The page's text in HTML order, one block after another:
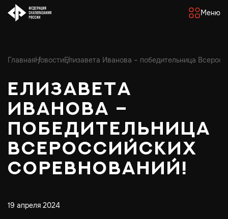
Меню
ГлавнаяНовостиЕлизавета Иванова – победительница
Елизавета
Иванова –
победительница
Всероссийских
соревнований!
19 апреля 2024